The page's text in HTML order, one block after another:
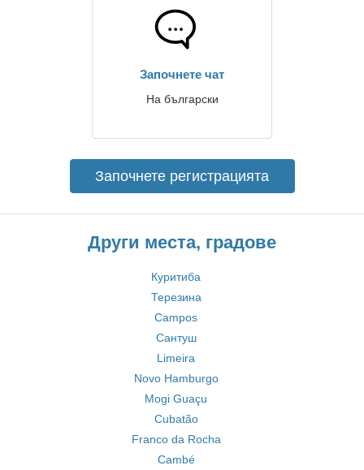
Започнете чат
На български
Започнете регистрацията
Други места, градове
Куритиба
Терезина
Campos
Сантуш
Limeira
Novo Hamburgo
Mogi Guaçu
Cubatão
Franco da Rocha
Cambé